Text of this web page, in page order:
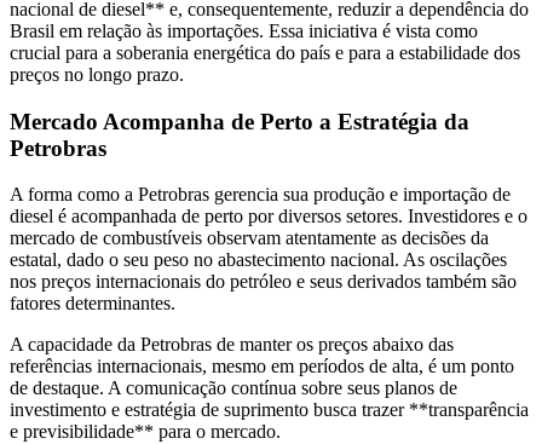
nacional de diesel** e, consequentemente, reduzir a dependência do
Brasil em relação às importações. Essa iniciativa é vista como
crucial para a soberania energética do país e para a estabilidade dos
preços no longo prazo.
Mercado Acompanha de Perto a Estratégia da
Petrobras
A forma como a Petrobras gerencia sua produção e importação de
diesel é acompanhada de perto por diversos setores. Investidores e o
mercado de combustíveis observam atentamente as decisões da
estatal, dado o seu peso no abastecimento nacional. As oscilações
nos preços internacionais do petróleo e seus derivados também são
fatores determinantes.
A capacidade da Petrobras de manter os preços abaixo das
referências internacionais, mesmo em períodos de alta, é um ponto
de destaque. A comunicação contínua sobre seus planos de
investimento e estratégia de suprimento busca trazer **transparência
e previsibilidade** para o mercado.